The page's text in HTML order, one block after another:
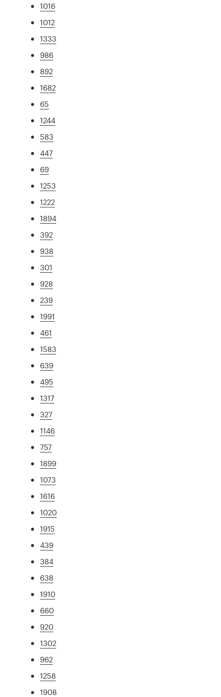
1016
1012
1333
986
892
1682
65
1244
583
447
69
1253
1222
1894
392
938
301
928
239
1991
461
1583
639
495
1317
327
1146
757
1899
1073
1616
1020
1915
439
384
638
1910
660
920
1302
962
1258
1908